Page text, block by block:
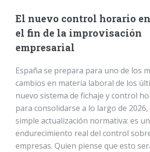
El nuevo control horario
el fin de la improvisación
empresarial
España se prepara para uno de los
cambios en materia laboral de los
nuevo sistema de fichaje y control
para consolidarse a lo largo de
simple actualización normativa: es un
endurecimiento real del control
empresas. Quien piense que esto